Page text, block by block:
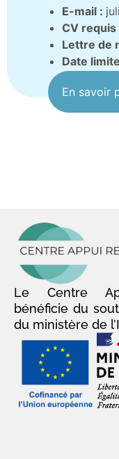
E-mail :
CV requis
Lettre de
Date
En savoir
Le Centre
bénéficie du
du ministère de